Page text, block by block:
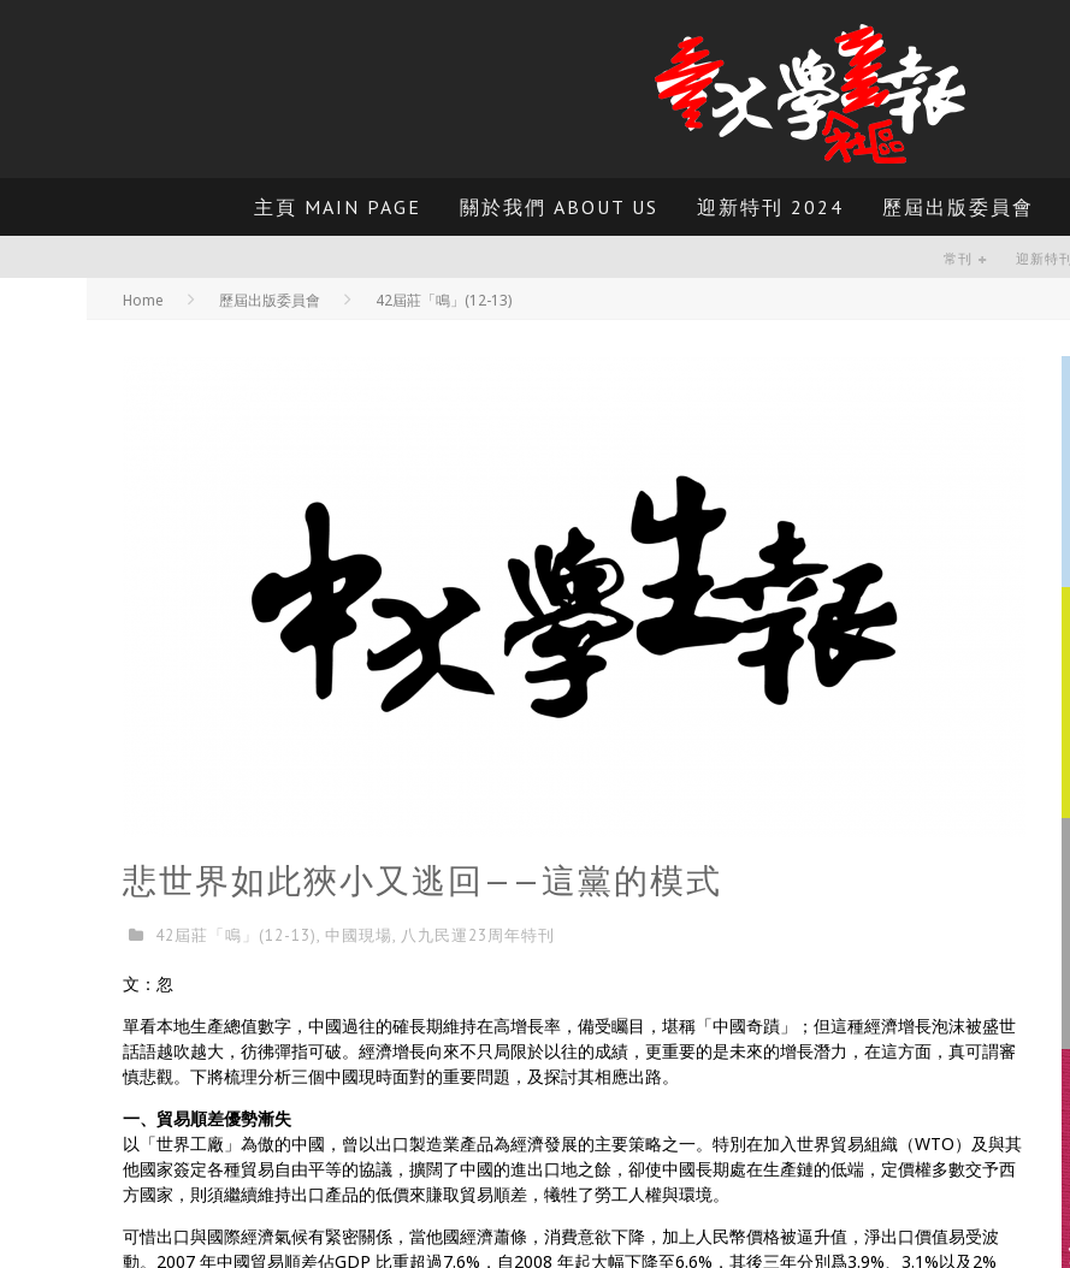
主頁 MAIN PAGE 關於我們 ABOUT US 迎新特刊 2024 歷屆出版委員會
常刊 迎新特刊
Home 歷屆出版委員會 42屆莊「鳴」(12-13)
悲世界如此狹小又逃回——這黨的模式
42屆莊「鳴」(12-13), 中國現場, 八九民運23周年特刊
文：忽
單看本地生產總值數字，中國過往的確長期維持在高增長率，備受矚目，堪稱「中國奇蹟」；但這種經濟增長泡沫被盛世
話語越吹越大，彷彿彈指可破。經濟增長向來不只局限於以往的成績，更重要的是未來的增長潛力，在這方面，真可謂審
慎悲觀。下將梳理分析三個中國現時面對的重要問題，及探討其相應出路。
一、貿易順差優勢漸失
以「世界工廠」為傲的中國，曾以出口製造業產品為經濟發展的主要策略之一。特別在加入世界貿易組織（WTO）及與其
他國家簽定各種貿易自由平等的協議，擴闊了中國的進出口地之餘，卻使中國長期處在生產鏈的低端，定價權多數交予西
方國家，則須繼續維持出口產品的低價來賺取貿易順差，犧牲了勞工人權與環境。
可惜出口與國際經濟氣候有緊密關係，當他國經濟蕭條，消費意欲下降，加上人民幣價格被逼升值，淨出口價值易受波
動。2007 年中國貿易順差佔GDP 比重超過7.6%，自2008 年起大幅下降至6.6%，其後三年分別爲3.9%、3.1%以及2%